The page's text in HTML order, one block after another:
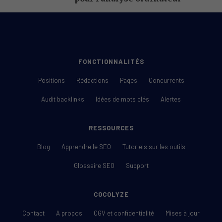
FONCTIONNALITÉS
Positions Rédactions Pages Concurrents
Audit backlinks Idées de mots clés Alertes
RESSOURCES
Blog Apprendre le SEO Tutoriels sur les outils
Glossaire SEO Support
COCOLYZE
Contact A propos CGV et confidentialité Mises à jour